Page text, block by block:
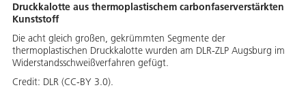
Druckkalotte aus thermoplastischem carbonfaserverstärkten
Kunststoff
Die acht gleich großen, gekrümmten Segmente der
thermoplastischen Druckkalotte wurden am DLR-ZLP Augsburg im
Widerstandsschweißverfahren gefügt.
Credit: DLR (CC-BY 3.0).